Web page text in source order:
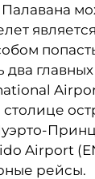
два
Airport
рейсы.